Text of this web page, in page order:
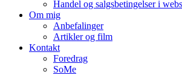
Handel og salgsbetingelser i
Om mig
Anbefalinger
Artikler og film
Kontakt
Foredrag
SoMe